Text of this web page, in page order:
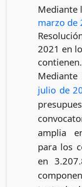
Mediante
marzo de
2021 en
contienen.
Mediante
julio de
amplia
para los
en